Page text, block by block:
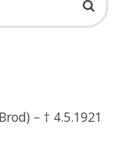
– † 4.5.1921